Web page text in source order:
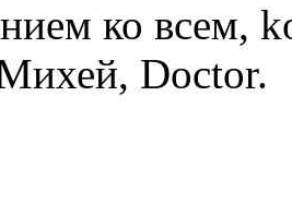
ко всем,
Doctor.